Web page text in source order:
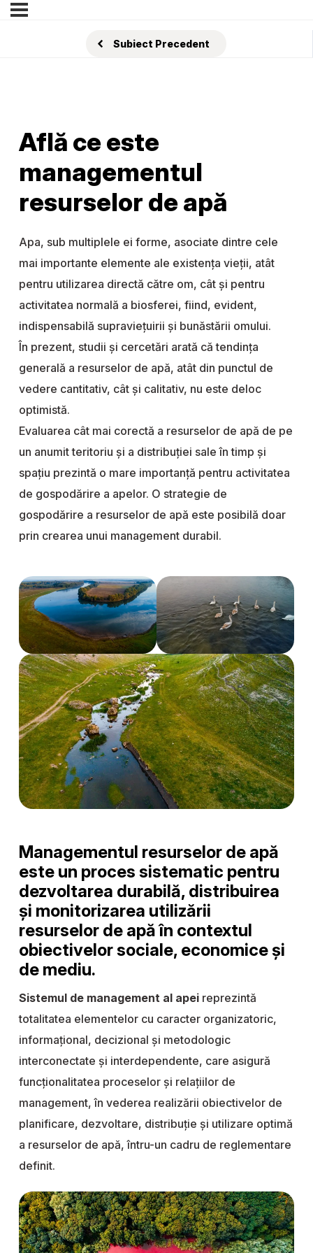
Subiect Precedent
Află ce este
managementul
resurselor de apă
Apa, sub multiplele ei forme, asociate dintre cele
mai importante elemente ale existența vieții, atât
pentru utilizarea directă către om, cât și pentru
activitatea normală a biosferei, fiind, evident,
indispensabilă supraviețuirii și bunăstării omului.
În prezent, studii și cercetări arată că tendința
generală a resurselor de apă, atât din punctul de
vedere cantitativ, cât și calitativ, nu este deloc
optimistă.
Evaluarea cât mai corectă a resurselor de apă de pe
un anumit teritoriu și a distribuţiei sale în timp şi
spaţiu prezintă o mare importanţă pentru activitatea
de gospodărire a apelor. O strategie de
gospodărire a resurselor de apă este posibilă doar
prin crearea unui management durabil.
Managementul resurselor de apă
este un proces sistematic pentru
dezvoltarea durabilă, distribuirea
și monitorizarea utilizării
resurselor de apă în contextul
obiectivelor sociale, economice și
de mediu.
Sistemul de management al apei reprezintă
totalitatea elementelor cu caracter organizatoric,
informațional, decizional și metodologic
interconectate și interdependente, care asigură
funcționalitatea proceselor și relațiilor de
management, în vederea realizării obiectivelor de
planificare, dezvoltare, distribuţie şi utilizare optimă
a resurselor de apă, întru-un cadru de reglementare
definit.